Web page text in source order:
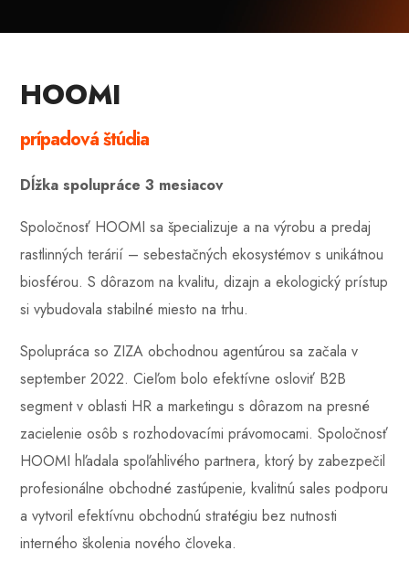
prípadová štúdia
HOOMI
Dĺžka spolupráce 3 mesiacov
Spoločnosť HOOMI sa špecializuje a na výrobu a predaj
rastlinných terárií – sebestačných ekosystémov s unikátnou
biosférou. S dôrazom na kvalitu, dizajn a ekologický prístup
si vybudovala stabilné miesto na trhu.
Spolupráca so ZIZA obchodnou agentúrou sa začala v
september 2022. Cieľom bolo efektívne osloviť B2B
segment v oblasti HR a marketingu s dôrazom na presné
zacielenie osôb s rozhodovacími právomocami. Spoločnosť
HOOMI hľadala spoľahlivého partnera, ktorý by zabezpečil
profesionálne obchodné zastúpenie, kvalitnú sales podporu
a vytvoril efektívnu obchodnú stratégiu bez nutnosti
interného školenia nového človeka.